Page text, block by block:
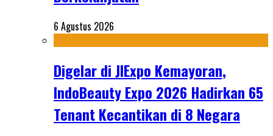
6 Agustus 2026
Digelar di JIExpo Kemayoran,
IndoBeauty Expo 2026 Hadirkan 65
Tenant Kecantikan di 8 Negara